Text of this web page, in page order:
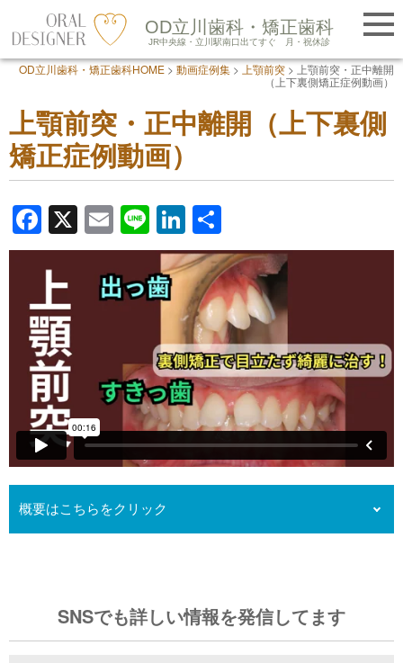
Skip
content
OD立川歯科・矯正歯科
JR中央線・立川駅南口出てすぐ 月・祝休診
LINE友だち追加
OD立川歯科・矯正歯科HOME > 動画症例集 > 上顎前突 > 上顎前突・正中離開
（上下裏側矯正症例動画）
上顎前突・正中離開（上下裏側
矯正症例動画）
F
a
c
e
b
o
o
k
X E
m
ail
Li
n
e
Li
n
k
e
dI
n
有
概要はこちらをクリック
が、かみ合わせの細かい調整はワイヤー調整のほうが行いやすい
です。また人前でよく飲食される方の場合には、アライナーの着
脱を人前に行うことを嫌う方もおられます。
SNSでも詳しい情報を発信してます